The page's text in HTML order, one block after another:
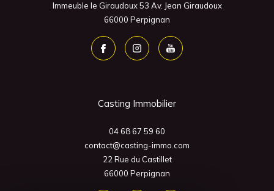
Immeuble le Giraudoux 53 Av. Jean Giraudoux
66000
Perpignan
Casting Immobilier
04 68 67 59 60
contact@casting-immo.com
22 Rue du Castillet
66000
Perpignan